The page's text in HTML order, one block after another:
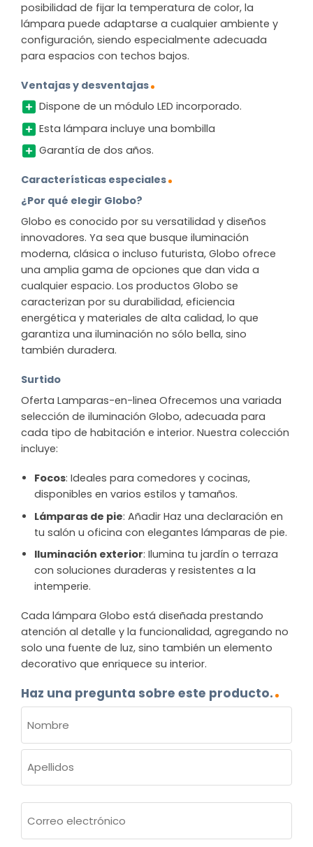
posibilidad de fijar la temperatura de color, la
lámpara puede adaptarse a cualquier ambiente y
configuración, siendo especialmente adecuada
para espacios con techos bajos.
Ventajas y desventajas
Dispone de un módulo LED incorporado.
Esta lámpara incluye una bombilla
Garantía de dos años.
Características especiales
¿Por qué elegir Globo?
Globo es conocido por su versatilidad y diseños
innovadores. Ya sea que busque iluminación
moderna, clásica o incluso futurista, Globo ofrece
una amplia gama de opciones que dan vida a
cualquier espacio. Los productos Globo se
caracterizan por su durabilidad, eficiencia
energética y materiales de alta calidad, lo que
garantiza una iluminación no sólo bella, sino
también duradera.
Surtido
Oferta Lamparas-en-linea Ofrecemos una variada
selección de iluminación Globo, adecuada para
cada tipo de habitación e interior. Nuestra colección
incluye:
Focos: Ideales para comedores y cocinas,
disponibles en varios estilos y tamaños.
Lámparas de pie: Añadir Haz una declaración en
tu salón u oficina con elegantes lámparas de pie.
Iluminación exterior: Ilumina tu jardín o terraza
con soluciones duraderas y resistentes a la
intemperie.
Cada lámpara Globo está diseñada prestando
atención al detalle y la funcionalidad, agregando no
solo una fuente de luz, sino también un elemento
decorativo que enriquece su interior.
Haz una pregunta sobre este producto.
(OBLIGATORIO)
Nombre
electrónico